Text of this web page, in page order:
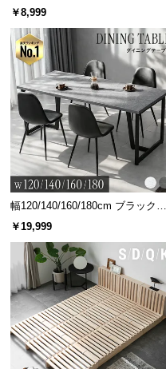
￥8,999
幅120/140/160/180cm ブラックフ
レーム ダイニング 大理石調 4人掛
￥19,999